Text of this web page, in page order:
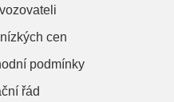
cen
podmínky
řád